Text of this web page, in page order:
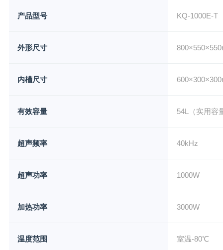
产品型号 KQ-1000E-T
外形尺寸
内槽尺寸
有效容量 54L（实用容
超声频率 40kHz
超声功率 1000W
加热功率 3000W
温度范围 室温-80℃